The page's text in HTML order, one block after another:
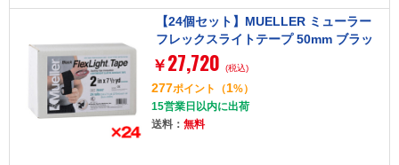
【24個セット】MUELLER ミューラー
フレックスライトテープ 50mm ブラッ
ク 26447
￥ 27,720 (税込)
277ポイント （1%）
15営業日以内に出荷
送料： 無料